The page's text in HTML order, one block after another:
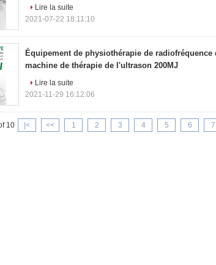
Lire la suite
2021-07-22 18:11:10
Équipement de physiothérapie de radiofréquence
machine de thérapie de l'ultrason 200MJ
Lire la suite
2021-11-29 16:12:06
10 |< << 1 2 3 4 5 6 7